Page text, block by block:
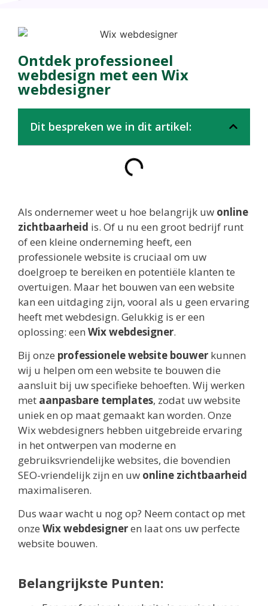
Ontdek professioneel
webdesign met een Wix
webdesigner
Dit bespreken we in dit artikel:
Als ondernemer weet u hoe belangrijk uw online
zichtbaarheid is. Of u nu een groot bedrijf runt
of een kleine onderneming heeft, een
professionele website is cruciaal om uw
doelgroep te bereiken en potentiële klanten te
overtuigen. Maar het bouwen van een website
kan een uitdaging zijn, vooral als u geen ervaring
heeft met webdesign. Gelukkig is er een
oplossing: een Wix webdesigner.
Bij onze professionele website bouwer kunnen
wij u helpen om een website te bouwen die
aansluit bij uw specifieke behoeften. Wij werken
met aanpasbare templates, zodat uw website
uniek en op maat gemaakt kan worden. Onze
Wix webdesigners hebben uitgebreide ervaring
in het ontwerpen van moderne en
gebruiksvriendelijke websites, die bovendien
SEO-vriendelijk zijn en uw online zichtbaarheid
maximaliseren.
Dus waar wacht u nog op? Neem contact op met
onze Wix webdesigneren laat ons uw perfecte
website bouwen.
Belangrijkste Punten: